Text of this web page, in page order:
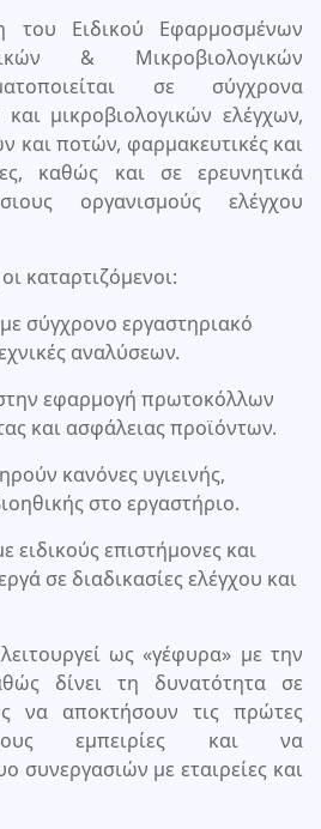
του Ειδικού Εφαρμοσμένων
& Μικροβιολογικών
σε σύγχρονα
μικροβιολογικών ελέγχων,
και ποτών, φαρμακευτικές και
καθώς και σε ερευνητικά
οργανισμούς ελέγχου
καταρτιζόμενοι:
σύγχρονο εργαστηριακό
αναλύσεων.
εφαρμογή πρωτοκόλλων
και ασφάλειας προϊόντων.
κανόνες υγιεινής,
στο εργαστήριο.
ειδικούς επιστήμονες και
σε διαδικασίες ελέγχου και
ως «γέφυρα» με την
δίνει τη δυνατότητα σε
να αποκτήσουν τις πρώτες
τους εμπειρίες και να
συνεργασιών με εταιρείες και